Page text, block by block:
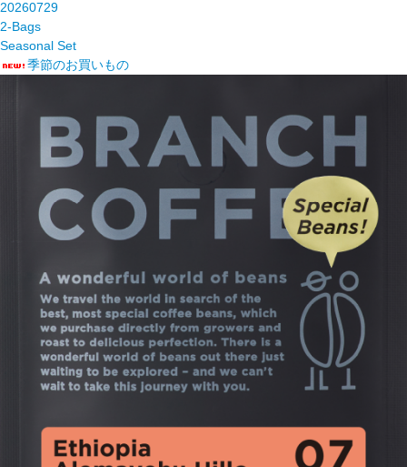
20260729
2-Bags
Seasonal Set
季節のお買いもの